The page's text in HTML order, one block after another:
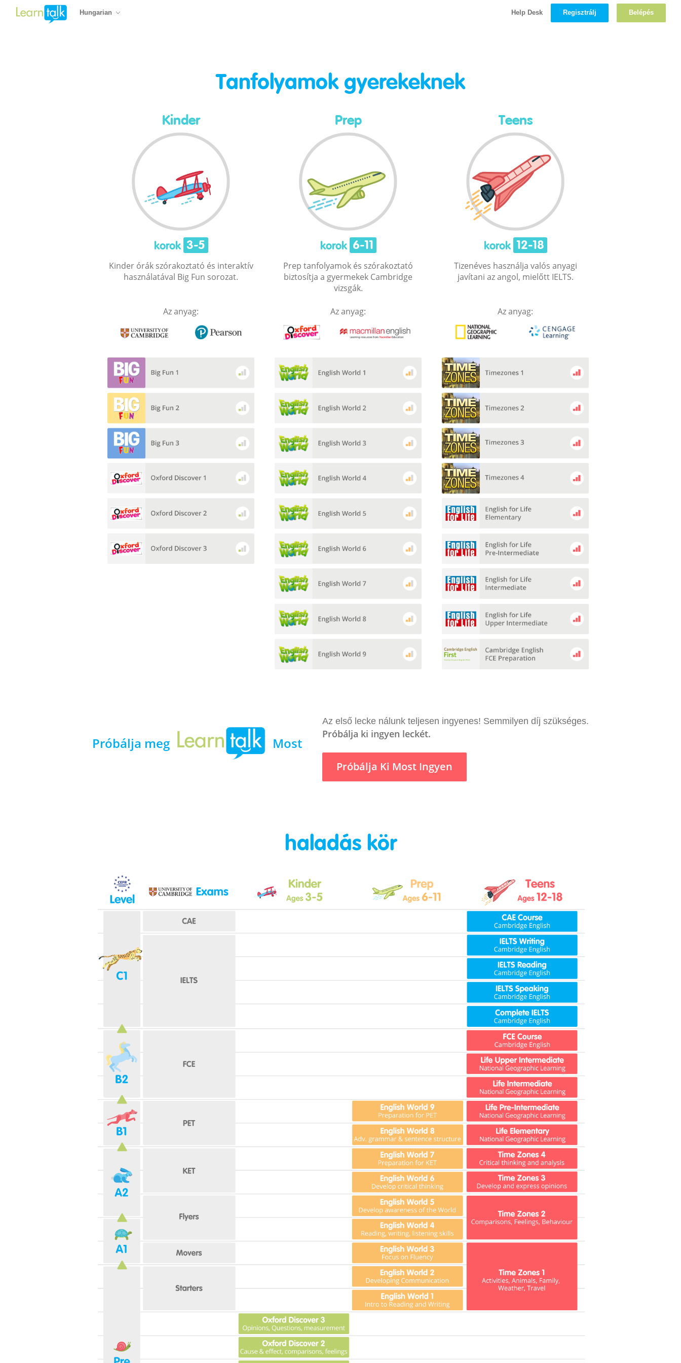
Hungarian Help Desk Regisztrálj Belépés
Tanfolyamok gyerekeknek
Kinder
korok 3-5
Kinder órák szórakoztató és interaktív
használatával Big Fun sorozat.
Az anyag:
Prep
korok 6-11
Prep tanfolyamok és szórakoztató
biztosítja a gyermekek Cambridge
vizsgák.
Az anyag:
Teens
korok 12-18
Tizenéves használja valós anyagi
javítani az angol, mielőtt IELTS.
Az anyag:
Próbálja meg Most
Az első lecke nálunk teljesen ingyenes! Semmilyen díj szükséges.
Próbálja ki ingyen leckét.
Próbálja Ki Most Ingyen
haladás kör